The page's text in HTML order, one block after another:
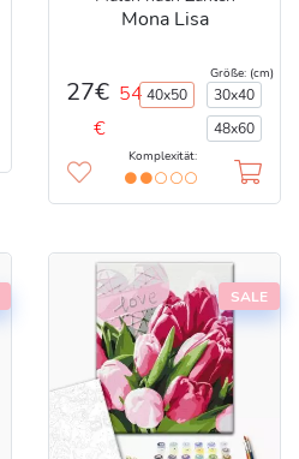
Mona Lisa
27€ 54
€
Größe: (cm)
40x50
30x40
48x60
Komplexität:
SALE